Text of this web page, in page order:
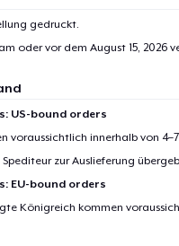
gedruckt.
oder vor dem August 15, 2026
US-bound orders
voraussichtlich innerhalb von
zur Auslieferung
EU-bound orders
Königreich kommen